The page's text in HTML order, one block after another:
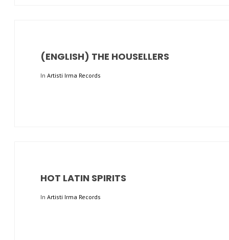
(ENGLISH) THE HOUSELLERS
In Artisti Irma Records
HOT LATIN SPIRITS
In Artisti Irma Records